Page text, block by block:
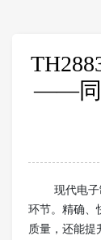
——同
现代电
环节。精确、
质量，还能